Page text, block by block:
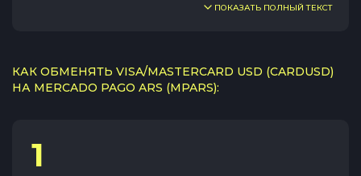
ПОКАЗАТЬ ПОЛНЫЙ ТЕКСТ
КАК ОБМЕНЯТЬ VISA/MASTERCARD USD (CARDUSD)
НА MERCADO PAGO ARS (MPARS):
1